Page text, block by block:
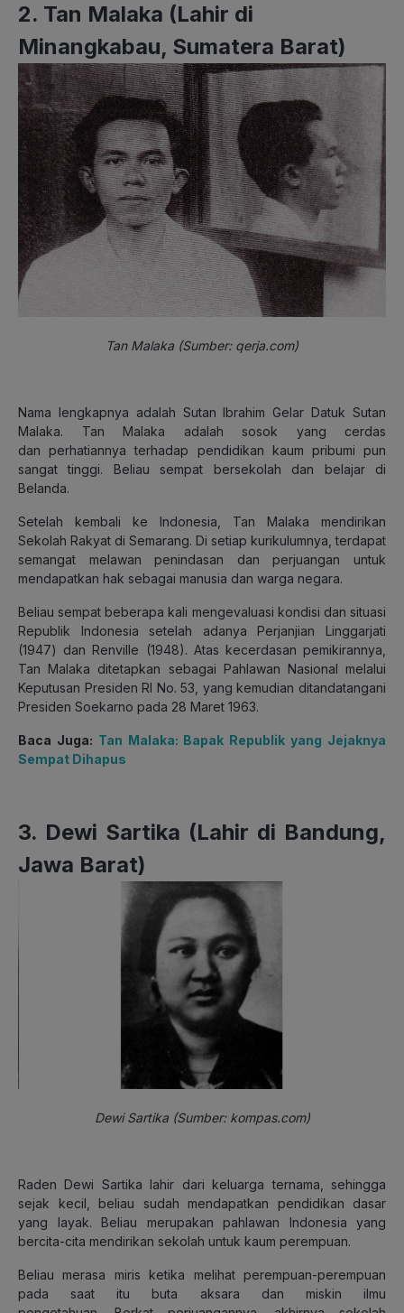
2. Tan Malaka (Lahir di
Minangkabau, Sumatera Barat)
Tan Malaka (Sumber: qerja.com)
Nama lengkapnya adalah Sutan Ibrahim Gelar Datuk Sutan
Malaka. Tan Malaka adalah sosok yang cerdas
dan perhatiannya terhadap pendidikan kaum pribumi pun
sangat tinggi. Beliau sempat bersekolah dan belajar di
Belanda.
Setelah kembali ke Indonesia, Tan Malaka mendirikan
Sekolah Rakyat di Semarang. Di setiap kurikulumnya, terdapat
semangat melawan penindasan dan perjuangan untuk
mendapatkan hak sebagai manusia dan warga negara.
Beliau sempat beberapa kali mengevaluasi kondisi dan situasi
Republik Indonesia setelah adanya Perjanjian Linggarjati
(1947) dan Renville (1948). Atas kecerdasan pemikirannya,
Tan Malaka ditetapkan sebagai Pahlawan Nasional melalui
Keputusan Presiden RI No. 53, yang kemudian ditandatangani
Presiden Soekarno pada 28 Maret 1963.
Baca Juga: Tan Malaka: Bapak Republik yang Jejaknya
Sempat Dihapus
3. Dewi Sartika (Lahir di Bandung,
Jawa Barat)
Dewi Sartika (Sumber: kompas.com)
Raden Dewi Sartika lahir dari keluarga ternama, sehingga
sejak kecil, beliau sudah mendapatkan pendidikan dasar
yang layak. Beliau merupakan pahlawan Indonesia yang
bercita-cita mendirikan sekolah untuk kaum perempuan.
Beliau merasa miris ketika melihat perempuan-perempuan
pada saat itu buta aksara dan miskin ilmu